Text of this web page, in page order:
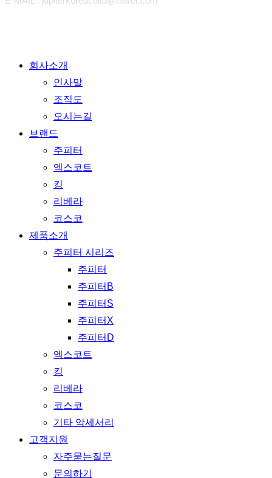
Close 회사소개
인사말
조직도
오시는길
브랜드
주피터
엑스코트
킹
리베라
코스코
제품소개
주피터 시리즈
주피터
주피터B
주피터S
주피터X
주피터D
엑스코트
킹
리베라
코스코
기타 악세서리
고객지원
자주묻는질문
문의하기